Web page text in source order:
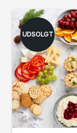
UDSOLGT